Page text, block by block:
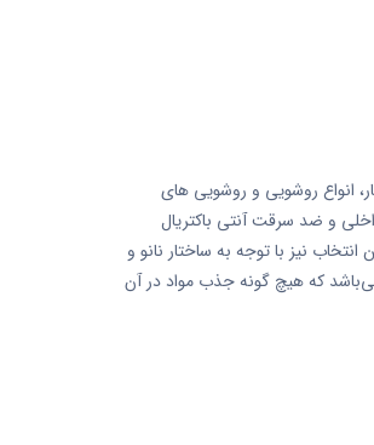
انواع روشویی و روشویی های
و ضد سرقت آنتی باکتریال
نیز با توجه به ساختار نانو و
می‌باشد که هیچ گونه جذب مواد در آن